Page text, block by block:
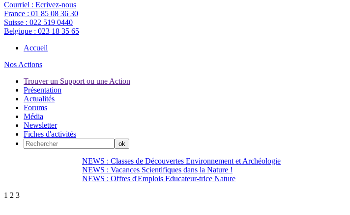
Courriel : Ecrivez-nous
France : 01 85 08 36 30
Suisse : 022 519 0440
Belgique : 023 18 35 65
Accueil
Nos Actions
Trouver un Support ou une Action
Présentation
Actualités
Forums
Média
Newsletter
Fiches d'activités
NEWS : Classes de Découvertes Environnement et Archéologie
NEWS : Vacances Scientifiques dans la Nature !
NEWS : Offres d'Emplois Educateur-trice Nature
1 2 3